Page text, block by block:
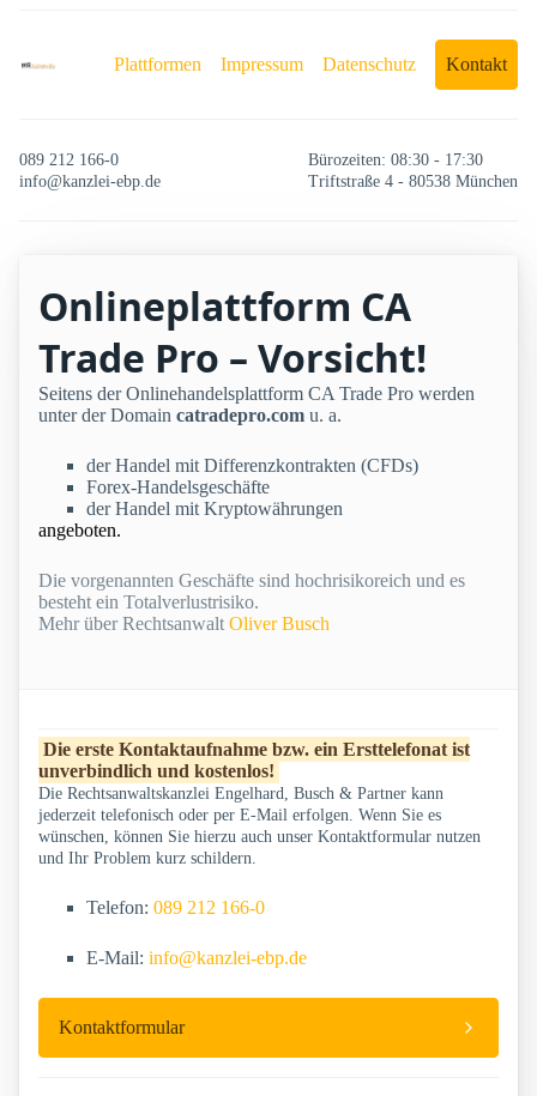
Plattformen Impressum Datenschutz Kontakt
089 212 166-0
info@kanzlei-ebp.de
Bürozeiten: 08:30 - 17:30
Triftstraße 4 - 80538 München
Onlineplattform CA
Trade Pro – Vorsicht!
Seitens der Onlinehandelsplattform CA Trade Pro werden
unter der Domain catradepro.com u. a.
der Handel mit Differenzkontrakten (CFDs)
Forex-Handelsgeschäfte
der Handel mit Kryptowährungen
angeboten.
Die vorgenannten Geschäfte sind hochrisikoreich und es
besteht ein Totalverlustrisiko.
Mehr über Rechtsanwalt Oliver Busch
Die erste Kontaktaufnahme bzw. ein Ersttelefonat ist
unverbindlich und kostenlos!
Die Rechtsanwaltskanzlei Engelhard, Busch & Partner kann
jederzeit telefonisch oder per E-Mail erfolgen. Wenn Sie es
wünschen, können Sie hierzu auch unser Kontaktformular nutzen
und Ihr Problem kurz schildern.
Telefon: 089 212 166-0
E-Mail: info@kanzlei-ebp.de
Kontaktformular